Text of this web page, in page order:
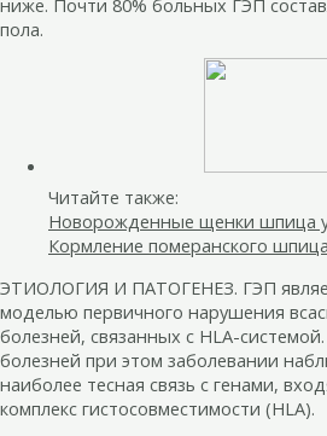
пола.
Читайте также:
Новорожденные щенки шпица
Кормление померанского шпица
ЭТИОЛОГИЯ И ПАТОГЕНЕЗ. ГЭП
моделью первичного нарушения
болезней, связанных с HLA-
болезней при этом заболевании
наиболее тесная связь с генами,
комплекс гистосовместимости (HLA).